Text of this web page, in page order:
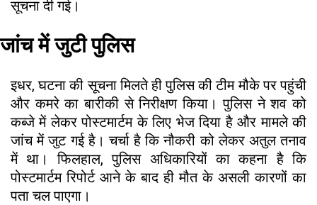
सूचना दी गई।
जांच में जुटी पुलिस
इधर, घटना की सूचना मिलते ही पुलिस की टीम मौके पर पहुंची
और कमरे का बारीकी से निरीक्षण किया। पुलिस ने शव को
कब्जे में लेकर पोस्टमार्टम के लिए भेज दिया है और मामले की
जांच में जुट गई है। चर्चा है कि नौकरी को लेकर अतुल तनाव
में था। फिलहाल, पुलिस अधिकारियों का कहना है कि
पोस्टमार्टम रिपोर्ट आने के बाद ही मौत के असली कारणों का
पता चल पाएगा।